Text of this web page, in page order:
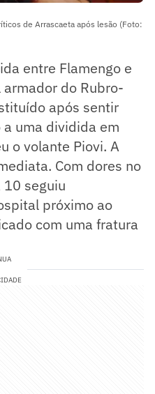
de Arrascaeta após lesão (Foto:
entre Flamengo e
do Rubro-
após sentir
a uma dividida em
o volante Piovi. A
Com dores no
seguiu
próximo ao
com uma fratura